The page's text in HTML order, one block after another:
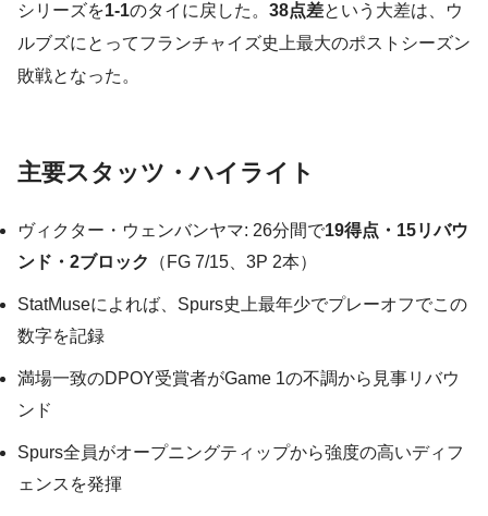
シリーズを1-1のタイに戻した。 38点差という大差は、ウ
ルブズにとってフランチャイズ史上最大のポストシーズン
敗戦となった。
主要スタッツ・ハイライト
ヴィクター・ウェンバンヤマ: 26分間で19得点・15リバウ
ンド・2ブロック
（FG 7/15、3P 2本）
StatMuseによれば、Spurs史上最年少でプレーオフでこの
数字を記録
満場一致のDPOY受賞者がGame 1の不調から見事リバウ
ンド
Spurs全員がオープニングティップから強度の高いディフ
ェンスを発揮